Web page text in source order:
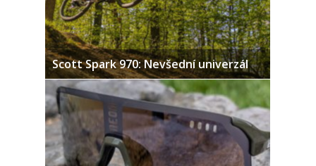
Scott Spark 970: Nevšední univerzál